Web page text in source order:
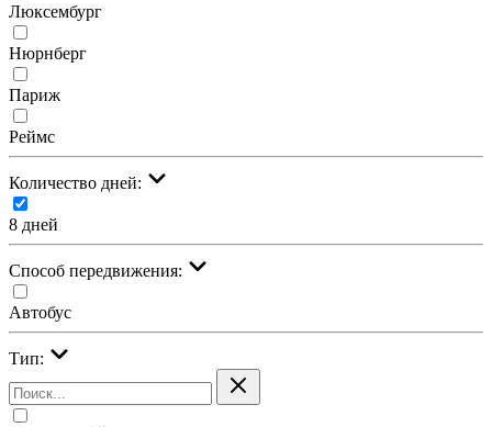
Люксембург
Нюрнберг
Париж
Реймс
Количество дней:
8 дней
Cпособ передвижения:
Автобус
Тип: